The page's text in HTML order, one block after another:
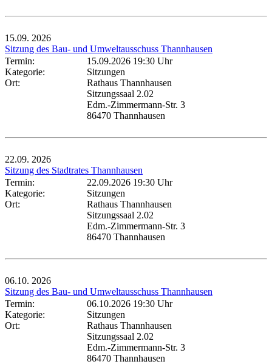
15.09. 2026
Sitzung des Bau- und Umweltausschuss Thannhausen
Termin:
15.09.2026 19:30 Uhr
Kategorie:
Sitzungen
Ort:
Rathaus Thannhausen
Sitzungssaal 2.02
Edm.-Zimmermann-Str. 3
86470 Thannhausen
22.09. 2026
Sitzung des Stadtrates Thannhausen
Termin:
22.09.2026 19:30 Uhr
Kategorie:
Sitzungen
Ort:
Rathaus Thannhausen
Sitzungssaal 2.02
Edm.-Zimmermann-Str. 3
86470 Thannhausen
06.10. 2026
Sitzung des Bau- und Umweltausschuss Thannhausen
Termin:
06.10.2026 19:30 Uhr
Kategorie:
Sitzungen
Ort:
Rathaus Thannhausen
Sitzungssaal 2.02
Edm.-Zimmermann-Str. 3
86470 Thannhausen